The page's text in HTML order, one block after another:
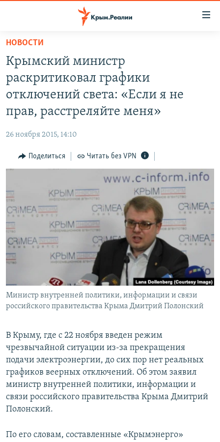
Вернуться
основному
содержанию
Вернутся
главной
Вернутся
поиску
СПЕЦПРОЕКТЫ
КАРТА ВОЕННЫХ ОБЪЕКТОВ КРЫМА
ВОДА
ИНТЕРАКТИВ
ИНФОГРАФИКА
СОВЕТЫ ПРАВОЗАЩИТНИКОВ
ПРОПАВШИЕ БЕЗ ВЕСТИ
ПОБЕДИТЕЛЕЙ НЕ СУДЯТ?
КРЫМ.НЕПОКОРЕННЫЙ
УКРАИНСКАЯ ПРОБЛЕМА КРЫМА
РАДІО СВОБОДА
КАК ОБОЙТИ БЛОКИРОВКУ
Qırımtatar
ПРИСОЕДИНЯЙТЕСЬ!
Все сайты RFE/RL
НОВОСТИ
Крымский министр
раскритиковал графики
отключений света: «Если я не
прав, расстреляйте меня»
26 ноября 2015, 14:10
Поделиться Читать без VPN
Министр внутренней политики, информации и связи
российского правительства Крыма Дмитрий Полонский
В Крыму, где с 22 ноября введен режим
чрезвычайной ситуации из-за прекращения
подачи электроэнергии, до сих пор нет реальных
графиков веерных отключений. Об этом заявил
министр внутренней политики, информации и
связи российского правительства Крыма Дмитрий
Полонский.
По его словам, составленные «Крымэнерго»